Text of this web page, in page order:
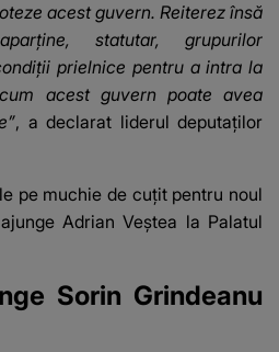
acest guvern. Reiterez însă
statutar, grupurilor
prielnice pentru a intra la
acest guvern poate avea
, a declarat liderul deputaților
pe muchie de cuțit pentru noul
Adrian Veștea la Palatul
Sorin Grindeanu